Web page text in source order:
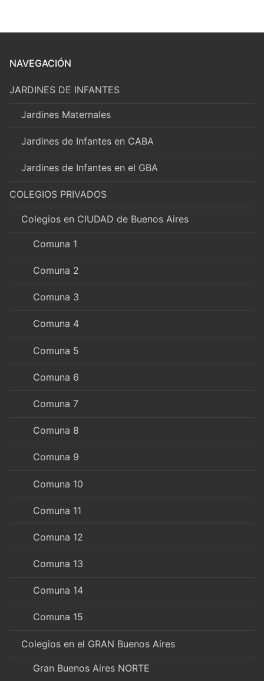
NAVEGACIÓN
JARDINES DE INFANTES
Jardines Maternales
Jardines de Infantes en CABA
Jardines de Infantes en el GBA
COLEGIOS PRIVADOS
Colegios en CIUDAD de Buenos Aires
Comuna 1
Comuna 2
Comuna 3
Comuna 4
Comuna 5
Comuna 6
Comuna 7
Comuna 8
Comuna 9
Comuna 10
Comuna 11
Comuna 12
Comuna 13
Comuna 14
Comuna 15
Colegios en el GRAN Buenos Aires
Gran Buenos Aires NORTE